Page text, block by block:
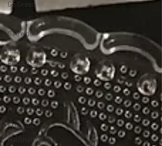
Go Green
Gesunde Jause
Getreide
glutenfrei
Foodcoach
Rezept
Geschenke aus
der Küche
Hülsenfrüchte
Frühstück
Haushaltstipps